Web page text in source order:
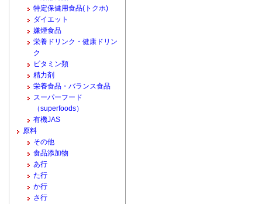
特定保健用食品(トクホ)
ダイエット
嫌煙食品
栄養ドリンク・健康ドリン
ク
ビタミン類
精力剤
栄養食品・バランス食品
スーパーフード
（superfoods）
有機JAS
原料
その他
食品添加物
あ行
た行
か行
さ行